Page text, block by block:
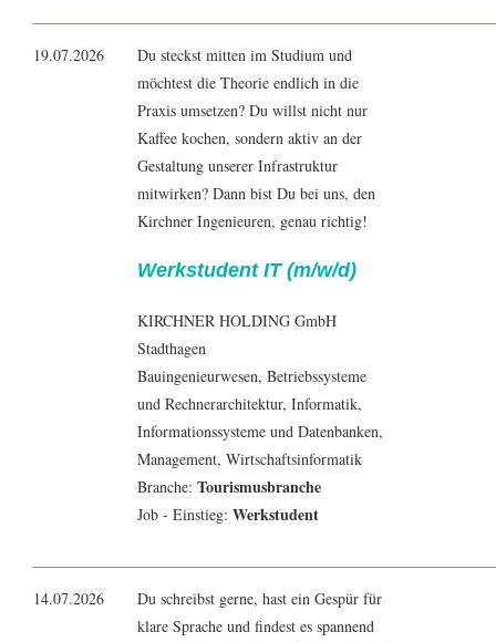
19.07.2026
Du steckst mitten im Studium und
möchtest die Theorie endlich in die
Praxis umsetzen? Du willst nicht nur
Kaffee kochen, sondern aktiv an der
Gestaltung unserer Infrastruktur
mitwirken? Dann bist Du bei uns, den
Kirchner Ingenieuren, genau richtig!
Werkstudent IT (m/w/d)
KIRCHNER HOLDING GmbH
Stadthagen
Bauingenieurwesen, Betriebssysteme
und Rechnerarchitektur, Informatik,
Informationssysteme und Datenbanken,
Management, Wirtschaftsinformatik
Branche: Tourismusbranche
Job - Einstieg: Werkstudent
14.07.2026
Du schreibst gerne, hast ein Gespür für
klare Sprache und findest es spannend